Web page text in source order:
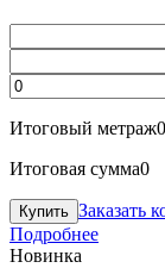
Итоговый метраж0
Итоговая сумма0
Заказать
Подробнее
Новинка